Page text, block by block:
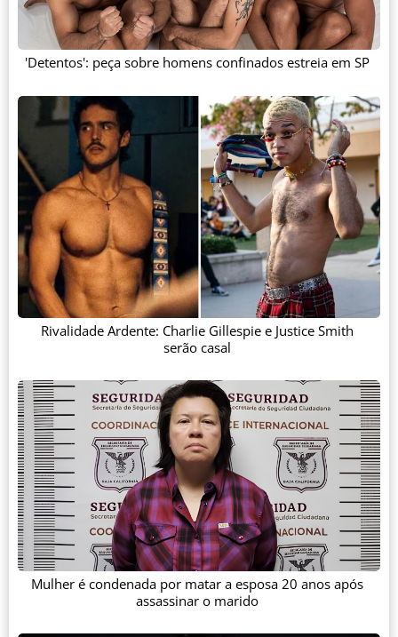
'Detentos': peça sobre homens confinados estreia em SP
Rivalidade Ardente: Charlie Gillespie e Justice Smith
serão casal
Mulher é condenada por matar a esposa 20 anos após
assassinar o marido